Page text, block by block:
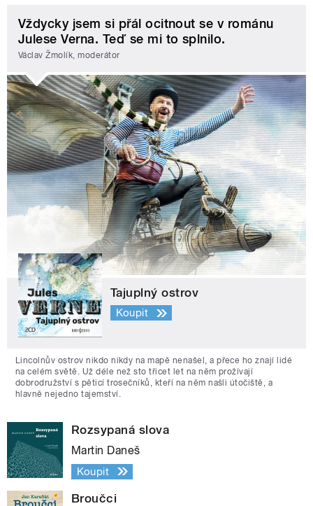
Vždycky jsem si přál ocitnout se v románu
Julese Verna. Teď se mi to splnilo.
Václav Žmolík, moderátor
Tajuplný ostrov
Koupit
Lincolnův ostrov nikdo nikdy na mapě nenašel, a přece ho znají lidé
na celém světě. Už déle než sto třicet let na něm prožívají
dobrodružství s pěticí trosečníků, kteří na něm našli útočiště, a
hlavně nejedno tajemství.
Rozsypaná slova
Martin Daneš
Koupit
Broučci